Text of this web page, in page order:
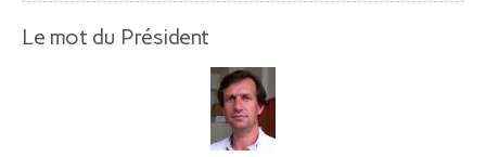
Le mot du Président